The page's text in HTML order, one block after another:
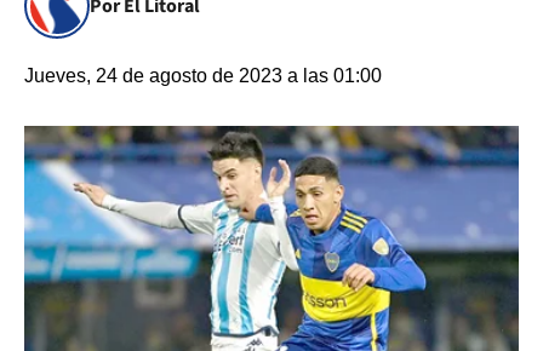
Por El Litoral
Jueves, 24 de agosto de 2023 a las 01:00